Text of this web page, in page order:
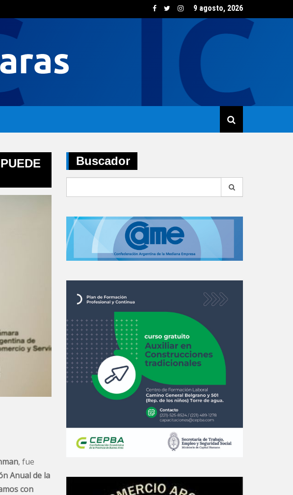
El consumo de vino creció un 5,8% en junio impulsado por las opciones
9 agosto, 2026
, fue
Anual de la
con
Buscador